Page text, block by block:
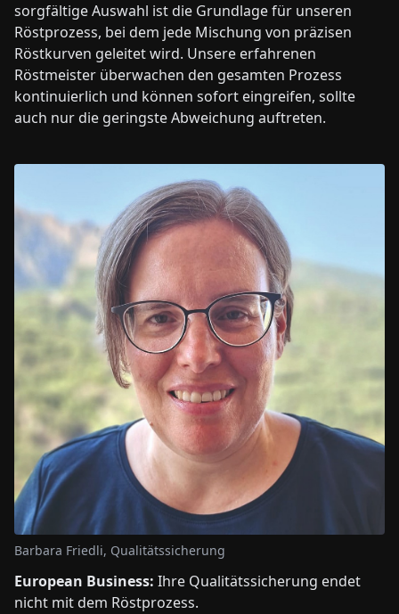
sorgfältige Auswahl ist die Grundlage für unseren
Röstprozess, bei dem jede Mischung von präzisen
Röstkurven geleitet wird. Unsere erfahrenen
Röstmeister überwachen den gesamten Prozess
kontinuierlich und können sofort eingreifen, sollte
auch nur die geringste Abweichung auftreten.
Barbara Friedli, Qualitätssicherung
European Business: Ihre Qualitätssicherung endet
nicht mit dem Röstprozess.